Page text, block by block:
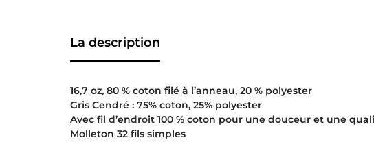
La description
16,7 oz, 80 % coton filé à l’anneau, 20 % polyester
Gris Cendré : 75% coton, 25% polyester
Avec fil d’endroit 100 % coton pour une douceur et une
Molleton 32 fils simples